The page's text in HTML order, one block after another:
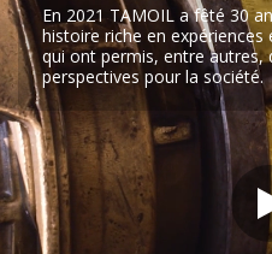
En 2021 TAMOIL a fêté 30
histoire riche en
qui ont permis, entre autres,
perspectives pour la société.